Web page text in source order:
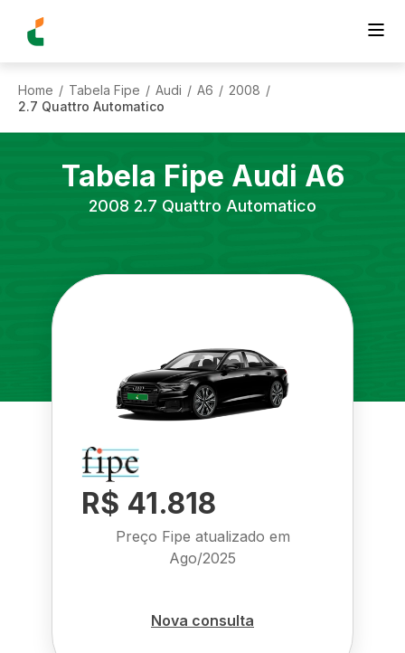
Home / Tabela Fipe / Audi / A6 / 2008 /
2.7 Quattro Automatico
Tabela Fipe Audi A6
2008 2.7 Quattro Automatico
R$ 41.818
Preço Fipe atualizado em
Ago/2025
Nova consulta